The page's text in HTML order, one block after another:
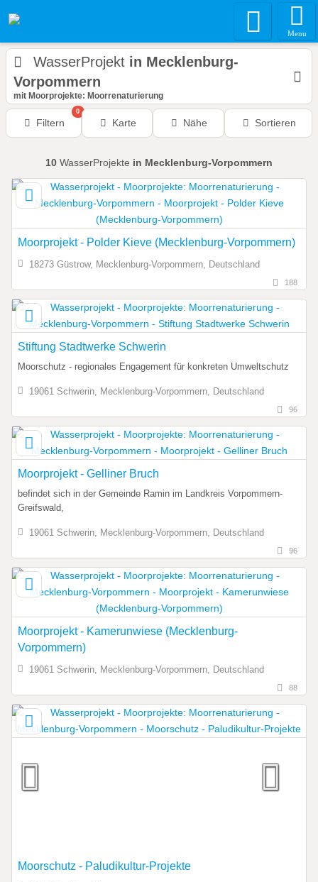
Menu
WasserProjekt in Mecklenburg-
Vorpommern
mit Moorprojekte: Moorrenaturierung
Filtern
0
Karte Nähe Sortieren
10 WasserProjekte in Mecklenburg-Vorpommern
Moorprojekt - Polder Kieve (Mecklenburg-Vorpommern)
18273 Güstrow, Mecklenburg-Vorpommern, Deutschland
188
Stiftung Stadtwerke Schwerin
Moorschutz - regionales Engagement für konkreten Umweltschutz
19061 Schwerin, Mecklenburg-Vorpommern, Deutschland
96
Moorprojekt - Gelliner Bruch
befindet sich in der Gemeinde Ramin im Landkreis Vorpommern-
Greifswald,
19061 Schwerin, Mecklenburg-Vorpommern, Deutschland
96
Moorprojekt - Kamerunwiese (Mecklenburg-
Vorpommern)
19061 Schwerin, Mecklenburg-Vorpommern, Deutschland
88
Moorschutz - Paludikultur-Projekte